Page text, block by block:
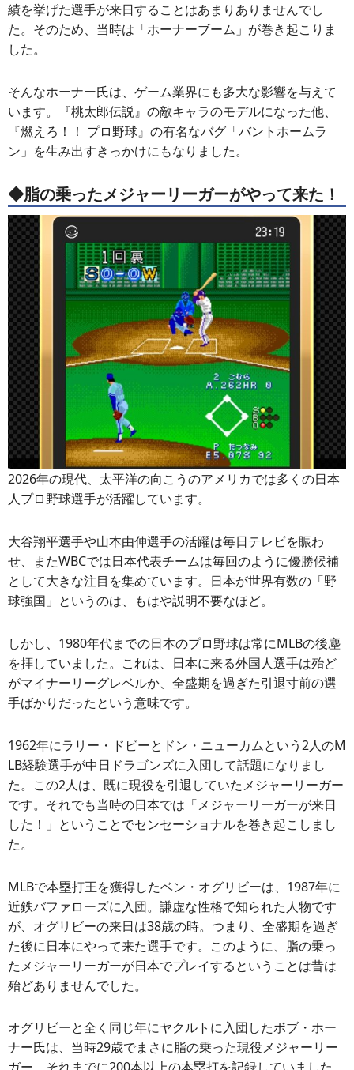
績を挙げた選手が来日することはあまりありませんでし
た。そのため、当時は「ホーナーブーム」が巻き起こりま
した。
そんなホーナー氏は、ゲーム業界にも多大な影響を与えて
います。『桃太郎伝説』の敵キャラのモデルになった他、
『燃えろ！！ プロ野球』の有名なバグ「バントホームラ
ン」を生み出すきっかけにもなりました。
◆脂の乗ったメジャーリーガーがやって来た！
2026年の現代、太平洋の向こうのアメリカでは多くの日本
人プロ野球選手が活躍しています。
大谷翔平選手や山本由伸選手の活躍は毎日テレビを賑わ
せ、またWBCでは日本代表チームは毎回のように優勝候補
として大きな注目を集めています。日本が世界有数の「野
球強国」というのは、もはや説明不要なほど。
しかし、1980年代までの日本のプロ野球は常にMLBの後塵
を拝していました。これは、日本に来る外国人選手は殆ど
がマイナーリーグレベルか、全盛期を過ぎた引退寸前の選
手ばかりだったという意味です。
1962年にラリー・ドビーとドン・ニューカムという2人のM
LB経験選手が中日ドラゴンズに入団して話題になりまし
た。この2人は、既に現役を引退していたメジャーリーガー
です。それでも当時の日本では「メジャーリーガーが来日
した！」ということでセンセーショナルを巻き起こしまし
た。
MLBで本塁打王を獲得したベン・オグリビーは、1987年に
近鉄バファローズに入団。謙虚な性格で知られた人物です
が、オグリビーの来日は38歳の時。つまり、全盛期を過ぎ
た後に日本にやって来た選手です。このように、脂の乗っ
たメジャーリーガーが日本でプレイするということは昔は
殆どありませんでした。
オグリビーと全く同じ年にヤクルトに入団したボブ・ホー
ナー氏は、当時29歳でまさに脂の乗った現役メジャーリー